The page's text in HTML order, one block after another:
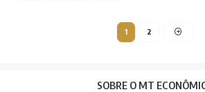
1 2
SOBRE O MT